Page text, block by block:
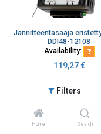
Filters
Home Search
DDI48-12108
Availability:
119,27€